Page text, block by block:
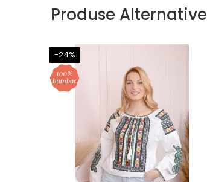
Produse Alternative
-24%